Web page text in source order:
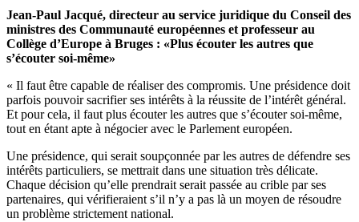
Jean-Paul Jacqué, directeur au service juridique du Conseil des
ministres des Communauté européennes et professeur au
Collège d’Europe à Bruges : «Plus écouter les autres que
s’écouter soi-même»
« Il faut être capable de réaliser des compromis. Une présidence doit
parfois pouvoir sacrifier ses intérêts à la réussite de l’intérêt général.
Et pour cela, il faut plus écouter les autres que s’écouter soi-même,
tout en étant apte à négocier avec le Parlement européen.
Une présidence, qui serait soupçonnée par les autres de défendre ses
intérêts particuliers, se mettrait dans une situation très délicate.
Chaque décision qu’elle prendrait serait passée au crible par ses
partenaires, qui vérifieraient s’il n’y a pas là un moyen de résoudre
un problème strictement national.